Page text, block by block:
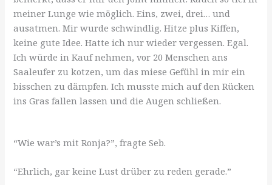
meiner Lunge wie möglich. Eins, zwei, drei… und
ausatmen. Mir wurde schwindlig. Hitze plus Kiffen,
keine gute Idee. Hatte ich nur wieder vergessen. Egal.
Ich würde in Kauf nehmen, vor 20 Menschen ans
Saaleufer zu kotzen, um das miese Gefühl in mir ein
bisschen zu dämpfen. Ich musste mich auf den Rücken
ins Gras fallen lassen und die Augen schließen.
“Wie war’s mit Ronja?”, fragte Seb.
“Ehrlich, gar keine Lust drüber zu reden gerade.”